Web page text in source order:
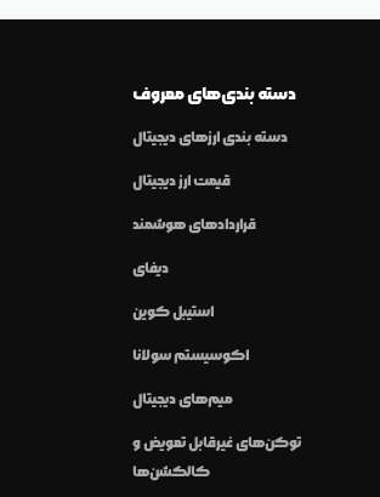
دسته بندی‌های معروف
دسته بندی ارزهای دیجیتال
قیمت ارز دیجیتال
قراردادهای هوشمند
دیفای
استیبل کوین
اکوسیستم سولانا
میم‌های دیجیتال
توکن‌های غیرقابل تعویض و
کالکشن‌ها